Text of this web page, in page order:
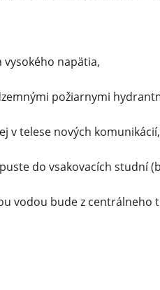
napätia,
požiarnymi
v telese nových komunikácií,
do vsakovacích studní
vodou bude z centrálneho